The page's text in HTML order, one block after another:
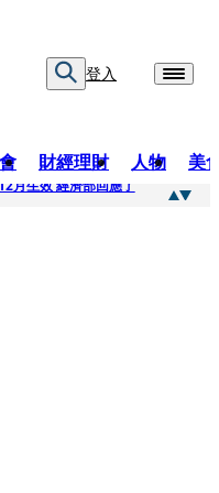
登入
財經理財 人物 美
月生效 經濟部回應了